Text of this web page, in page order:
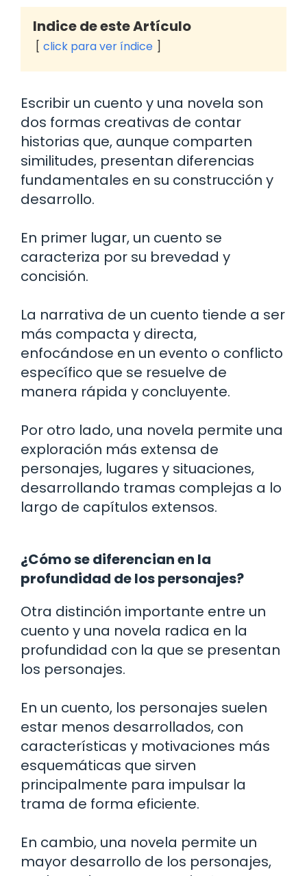
Indice de este Artículo
click para ver índice
Escribir un cuento y una novela son
dos formas creativas de contar
historias que, aunque comparten
similitudes, presentan diferencias
fundamentales en su construcción y
desarrollo.
En primer lugar, un cuento se
caracteriza por su brevedad y
concisión.
La narrativa de un cuento tiende a ser
más compacta y directa,
enfocándose en un evento o conflicto
específico que se resuelve de
manera rápida y concluyente.
Por otro lado, una novela permite una
exploración más extensa de
personajes, lugares y situaciones,
desarrollando tramas complejas a lo
largo de capítulos extensos.
¿Cómo se diferencian en la
profundidad de los personajes?
Otra distinción importante entre un
cuento y una novela radica en la
profundidad con la que se presentan
los personajes.
En un cuento, los personajes suelen
estar menos desarrollados, con
características y motivaciones más
esquemáticas que sirven
principalmente para impulsar la
trama de forma eficiente.
En cambio, una novela permite un
mayor desarrollo de los personajes,